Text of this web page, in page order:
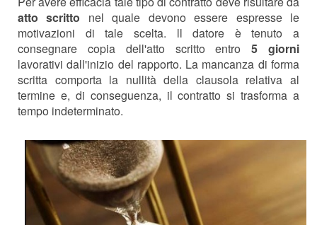
atto scritto nel quale devono essere espresse le
motivazioni di tale scelta. ll datore è tenuto a
consegnare copia dell'atto scritto entro5 giorni
lavorativi dall'inizio del rapporto. La mancanza di forma
scritta comporta la nullità della clausola relativa al
termine e, di conseguenza, il contratto si trasforma a
tempo indeterminato.